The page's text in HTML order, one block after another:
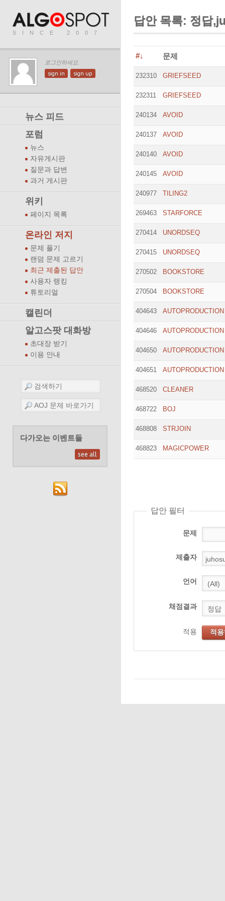
SINCE 2007
로그인하세요.
sign in sign up
뉴스 피드
포럼
뉴스
자유게시판
질문과 답변
과거 게시판
위키
페이지 목록
온라인 저지
문제 풀기
랜덤 문제 고르기
최근 제출된 답안
사용자 랭킹
튜토리얼
캘린더
알고스팟 대화방
초대장 받기
이용 안내
다가오는 이벤트들
see all
답안 목록: 정답
#↓ 문제
232310 GRIEFSEED
232311 GRIEFSEED
240134 AVOID
240137 AVOID
240140 AVOID
240145 AVOID
240977 TILING2
269463 STARFORCE
270414 UNORDSEQ
270415 UNORDSEQ
270502 BOOKSTORE
270504 BOOKSTORE
404643 AUTOPRODUCTION
404646 AUTOPRODUCTION
404650 AUTOPRODUCTION
404651 AUTOPRODUCTION
468520 CLEANER
468722 BOJ
468808 STRJOIN
468823 MAGICPOWER
답안 필터
문제
제출자
언어
채점결과
적용 적